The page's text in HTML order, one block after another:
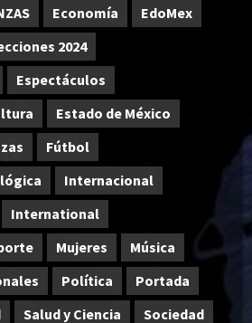
Economía
EdoMex
2024
Espectáculos
Estado de México
Fútbol
Internacional
International
Mujeres
Música
Política
Portada
Salud y Ciencia
Sociedad